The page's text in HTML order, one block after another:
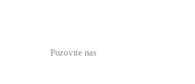
Pozovite nas